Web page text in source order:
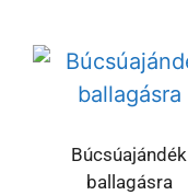
Búcsúajándék
ballagásra